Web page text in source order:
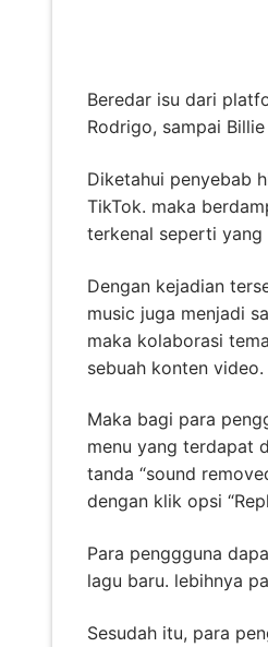
Beredar isu dari
Rodrigo, sampai
Diketahui penyebab
TikTok. maka
terkenal seperti yang
Dengan kejadian
music juga menjadi
maka kolaborasi
sebuah konten video.
Maka bagi para
menu yang terdapat
tanda “sound
dengan klik opsi
Para penggguna
lagu baru. lebihnya
Sesudah itu, para